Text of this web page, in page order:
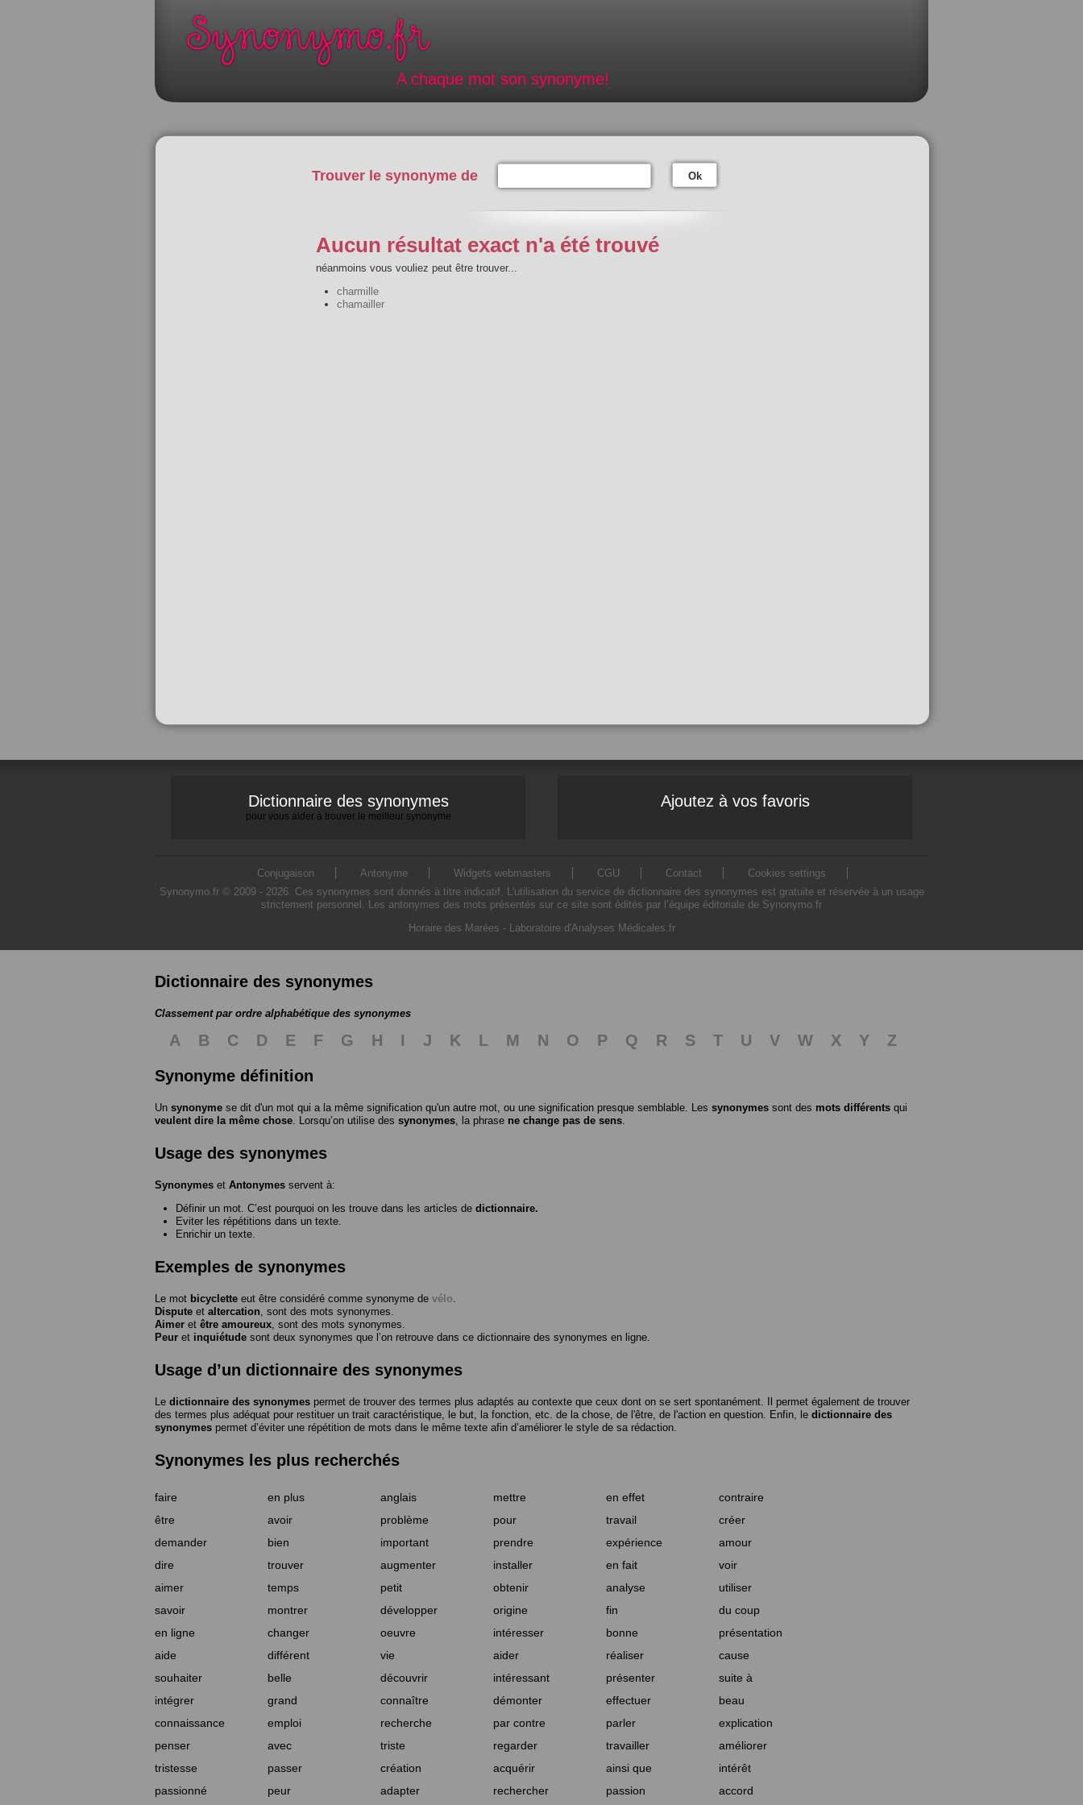
A chaque mot son synonyme!
Trouver le synonyme de Ok
Aucun résultat exact n'a été trouvé
néanmoins vous vouliez peut être trouver...
charmille
chamailler
Dictionnaire des synonymes
pour vous aider à trouver le meilleur synonyme
Ajoutez à vos favoris
Conjugaison Antonyme Widgets webmasters CGU Contact
Cookies settings
Synonymo.fr © 2009 - 2026. Ces synonymes sont donnés à titre indicatif. L'utilisation du service de dictionnaire des synonymes est gratuite et réservée à un usage
strictement personnel. Les antonymes des mots présentés sur ce site sont édités par l’équipe éditoriale de Synonymo.fr
Horaire des Marées - Laboratoire d'Analyses Médicales.fr
Dictionnaire des synonymes
Classement par ordre alphabétique des synonymes
A B C D E F G H I J K L M N O P Q R S T U V W X Y
Z
Synonyme définition
Un synonyme se dit d'un mot qui a la même signification qu'un autre mot, ou une signification presque semblable. Les synonymes sont des mots différents qui
veulent dire la même chose . Lorsqu’on utilise des synonymes , la phrase ne change pas de sens
Usage des synonymes
Synonymes et Antonymes servent à:
Définir un mot. C’est pourquoi on les trouve dans les articles de dictionnaire.
Eviter les répétitions dans un texte.
Enrichir un texte.
Exemples de synonymes
Le mot bicyclette eut être considéré comme synonyme de vélo
Dispute et altercation , sont des mots synonymes.
Aimer et être amoureux , sont des mots synonymes.
Peur et inquiétude sont deux synonymes que l’on retrouve dans ce dictionnaire des synonymes en ligne.
Usage d’un dictionnaire des synonymes
Le dictionnaire des synonymes permet de trouver des termes plus adaptés au contexte que ceux dont on se sert spontanément. Il permet également de trouver
des termes plus adéquat pour restituer un trait caractéristique, le but, la fonction, etc. de la chose, de l'être, de l'action en question. Enfin, le dictionnaire des
synonymes permet d’éviter une répétition de mots dans le même texte afin d’améliorer le style de sa rédaction.
Synonymes les plus recherchés
faire en plus anglais mettre en effet
contraire
être
avoir problème pour travail
créer
demander
bien important prendre expérience
amour
dire
trouver augmenter installer en fait
voir
aimer
temps petit obtenir analyse
utiliser
savoir
montrer développer origine fin
du coup
en ligne
changer oeuvre intéresser bonne
présentation
aide
différent vie aider réaliser
cause
souhaiter
belle découvrir intéressant présenter
suite à
intégrer
grand connaître démonter effectuer
beau
connaissance
emploi recherche par contre parler
explication
penser
avec triste regarder travailler
améliorer
tristesse
passer création acquérir ainsi que
intérêt
passionné
peur adapter rechercher passion accord